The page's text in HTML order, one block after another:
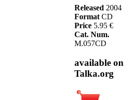
Released 2004
Format CD
Price 5.95 €
Cat. Num.
M.057CD
available on
Talka.org